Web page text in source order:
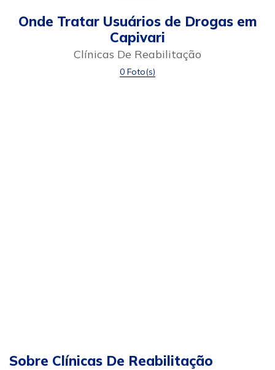
Onde Tratar Usuários de Drogas em
Capivari
Clínicas De Reabilitação
0 Foto(s)
Sobre Clínicas De Reabilitação